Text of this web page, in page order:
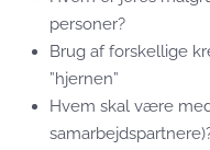
personer?
Brug af forskellige
”hjernen”
Hvem skal være